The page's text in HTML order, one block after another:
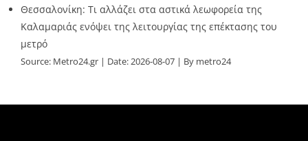
Θεσσαλονίκη: Τι αλλάζει στα αστικά λεωφορεία της
Καλαμαριάς ενόψει της λειτουργίας της επέκτασης του
μετρό
Source: Metro24.gr Date: 2026-08-07 By metro24